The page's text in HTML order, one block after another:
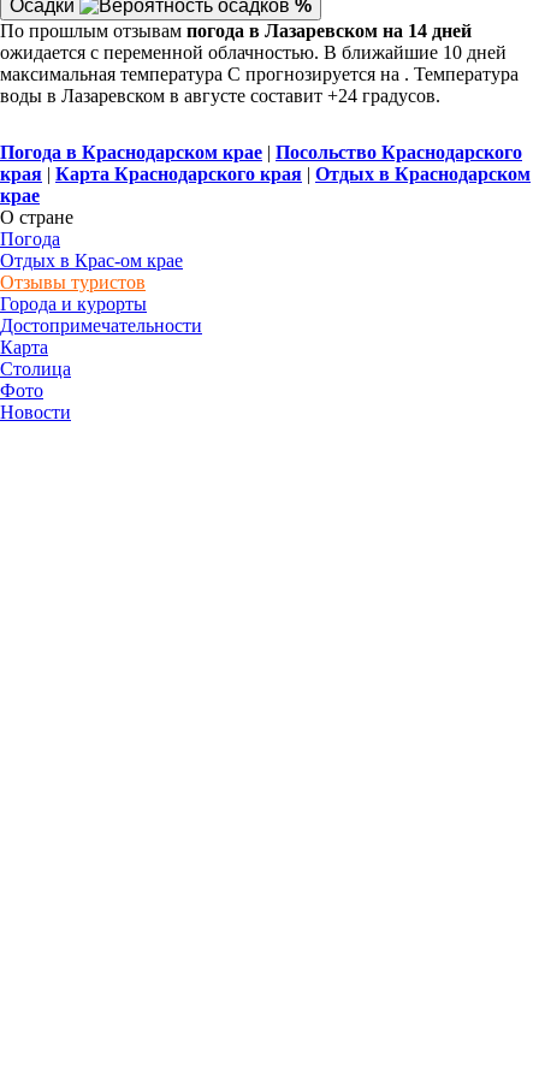
Осадки
%
По прошлым отзывам погода в Лазаревском на 14 дней
ожидается с переменной облачностью. В ближайшие 10 дней
максимальная температура С прогнозируется на . Температура
воды в Лазаревском в августе составит +24 градусов.
Погода в Краснодарском крае | Посольство Краснодарского
края | Карта Краснодарского края | Отдых в Краснодарском
крае
О стране
Погода
Отдых в Крас-ом крае
Отзывы туристов
Города и курорты
Достопримечательности
Карта
Столица
Фото
Новости